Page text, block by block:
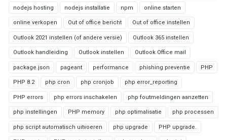
nodejs hosting nodejs installatie npm online starten
online verkopen Out of office bericht Out of office instellen
Outlook 2021 instellen (of andere versie) Outlook 365 instellen
Outlook handleiding Outlook instellen Outlook Office mail
package.json pageant performance phishing preventie PHP
PHP 8.2 php cron php cronjob php error_reporting
PHP errors php errors inschakelen php foutmeldingen aanzetten
php instellingen PHP memory php optimalisatie php processen
php script automatisch uitvoeren php upgrade PHP upgrade.